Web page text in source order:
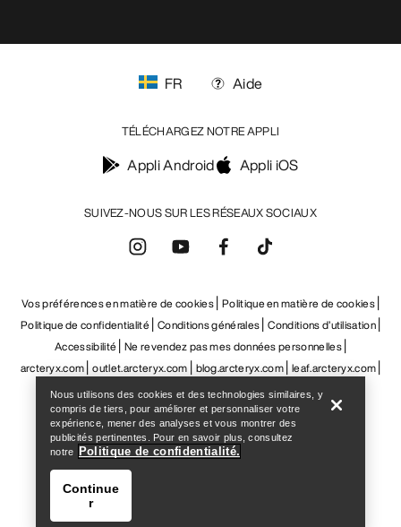
Help
SUIVEZ-NOUS SUR LES RÉSEAUX SOCIAUX
FR Aide
TÉLÉCHARGEZ NOTRE APPLI
Appli Android Appli iOS
Vos préférences en matière de cookies Politique en matière de cookies
Politique de confidentialité Conditions générales Conditions d’utilisation
Accessibilité Ne revendez pas mes données personnelles
arcteryx.com outlet.arcteryx.com blog.arcteryx.com leaf.arcteryx.com
https://resale.arcteryx.ca
Arc'teryx - an Amer Sports Brand
Nous utilisons des cookies et des technologies similaires, y
compris de tiers, pour améliorer et personnaliser votre
expérience, mener des analyses et vous montrer des
publicités pertinentes. Pour en savoir plus, consultez
notre
Politique de confidentialité.
Continue
r